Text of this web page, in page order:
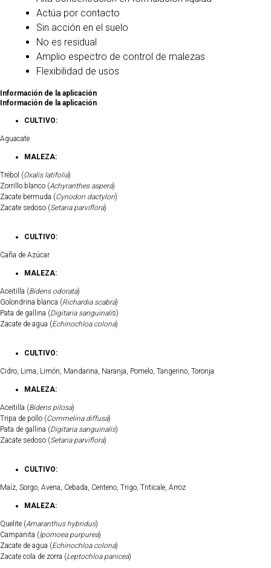
Actúa por contacto
Sin acción en el suelo
No es residual
Amplio espectro de control de malezas
Flexibilidad de usos
Información de la aplicación
Información de la aplicación
CULTIVO:
Aguacate
MALEZA:
Trébol (Oxalis latifolia)
Zorrillo blanco (Achyranthes aspera)
Zacate bermuda (Cynodon dactylon)
Zacate sedoso (Setaria parviflora)
CULTIVO:
Caña de Azúcar
MALEZA:
Aceitilla (Bidens odorata)
Golondrina blanca (Richardia scabra)
Pata de gallina (Digitaria sanguinalis)
Zacate de agua (Echinochloa colona)
CULTIVO:
Cidro, Lima, Limón, Mandarina, Naranja, Pomelo, Tangerino, Toronja
MALEZA:
Aceitilla (Bidens pilosa)
Tripa de pollo (Commelina diffusa)
Pata de gallina (Digitaria sanguinalis)
Zacate sedoso (Setaria parviflora)
CULTIVO:
Maíz, Sorgo, Avena, Cebada, Centeno, Trigo, Triticale, Arroz
MALEZA:
Quelite (Amaranthus hybridus)
Campanita (Ipomoea purpurea)
Zacate de agua (Echinochloa colona)
Zacate cola de zorra (Leptochloa panicea)